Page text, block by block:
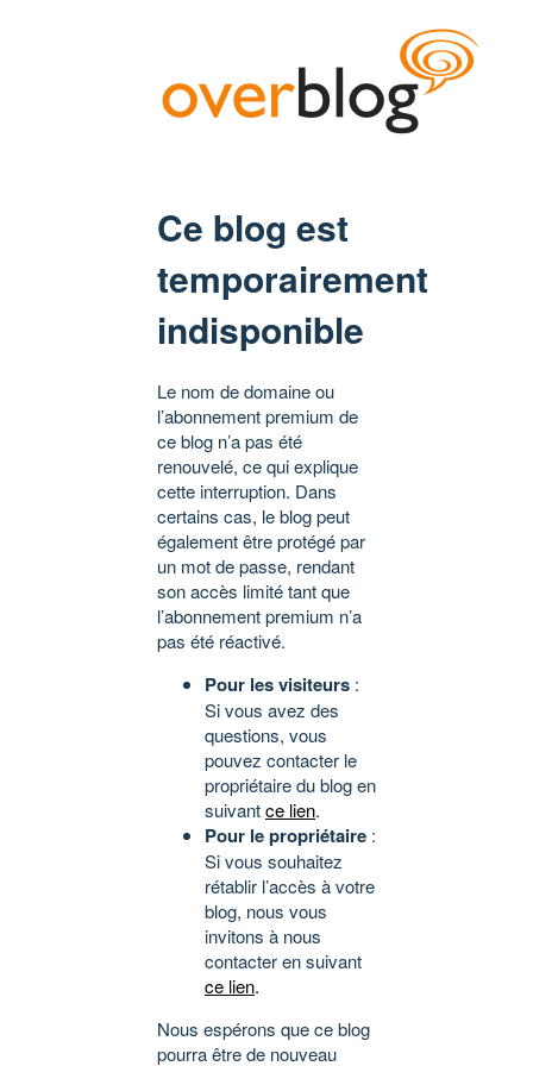
Ce blog est
temporairement
indisponible
Le nom de domaine ou
l’abonnement premium de
ce blog n’a pas été
renouvelé, ce qui explique
cette interruption. Dans
certains cas, le blog peut
également être protégé par
un mot de passe, rendant
son accès limité tant que
l’abonnement premium n’a
pas été réactivé.
Pour les visiteurs :
Si vous avez des
questions, vous
pouvez contacter le
propriétaire du blog en
suivantce lien.
Pour le propriétaire :
Si vous souhaitez
rétablir l’accès à votre
blog, nous vous
invitons à nous
contacter en suivant
ce lien.
Nous espérons que ce blog
pourra être de nouveau